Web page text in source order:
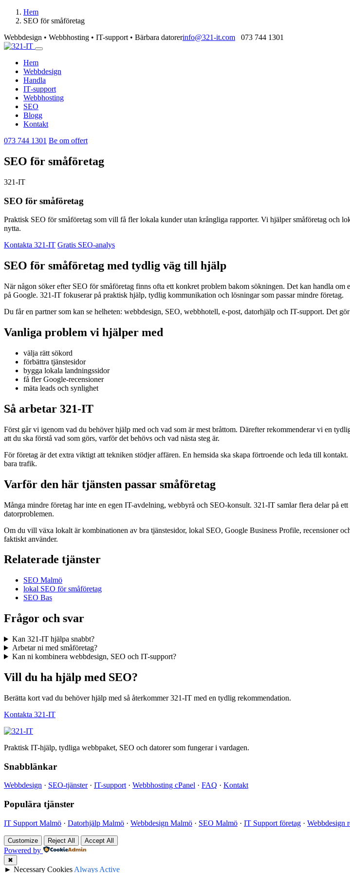
Hem
SEO för småföretag
Webbdesign • Webbhosting • IT-support • Bärbara datorerinfo@321-it.com 073 744 1301
Hem
Webbdesign
Handla
IT‑support
Webbhosting
SEO
Blogg
Kontakt
073 744 1301 Be om offert
SEO för småföretag
321-IT
SEO för småföretag
Praktisk SEO för småföretag som vill få fler lokala kunder utan krångliga rapporter. Vi hjälper småföretag och
nytta.
Kontakta 321-IT Gratis SEO-analys
SEO för småföretag med tydlig väg till hjälp
När någon söker efter SEO för småföretag finns ofta ett konkret problem bakom sökningen. Det kan handla
på Google. 321-IT fokuserar på praktisk hjälp, tydlig kommunikation och lösningar som passar mindre företag.
Du får en partner som kan se helheten: webbdesign, SEO, webbhotell, e-post, datorhjälp och IT-support. Det
Vanliga problem vi hjälper med
välja rätt sökord
förbättra tjänstesidor
bygga lokala landningssidor
få fler Google-recensioner
mäta leads och synlighet
Så arbetar 321-IT
Först går vi igenom vad du behöver hjälp med och vad som är mest bråttom. Därefter rekommenderar vi en
att du ska förstå vad som görs, varför det behövs och vad nästa steg är.
För företag är det extra viktigt att tekniken stödjer affären. En hemsida ska skapa förtroende och leda till
bara trafik.
Varför den här tjänsten passar småföretag
Många mindre företag har inte en egen IT-avdelning, webbyrå och SEO-konsult. 321-IT samlar flera delar på
datorproblemen.
Om du vill växa lokalt är kombinationen av bra tjänstesidor, lokal SEO, Google Business Profile, recensioner
faktiskt använder.
Relaterade tjänster
SEO Malmö
lokal SEO för småföretag
SEO Bas
Frågor och svar
Kan 321-IT hjälpa snabbt?
Arbetar ni med småföretag?
Kan ni kombinera webbdesign, SEO och IT-support?
Vill du ha hjälp med SEO?
Berätta kort vad du behöver hjälp med så återkommer 321-IT med en tydlig rekommendation.
Kontakta 321-IT
Praktisk IT-hjälp, tydliga webbpaket, SEO och datorer som fungerar i vardagen.
Snabblänkar
Webbdesign · SEO-tjänster· IT-support · Webbhosting cPanel · FAQ · Kontakt
Populära tjänster
IT Support Malmö · Datorhjälp Malmö · Webbdesign Malmö · SEO Malmö · IT Support företag · Webbdesign
Customize Reject All Accept All
Powered by
✖
► Necessary Cookies Always Active